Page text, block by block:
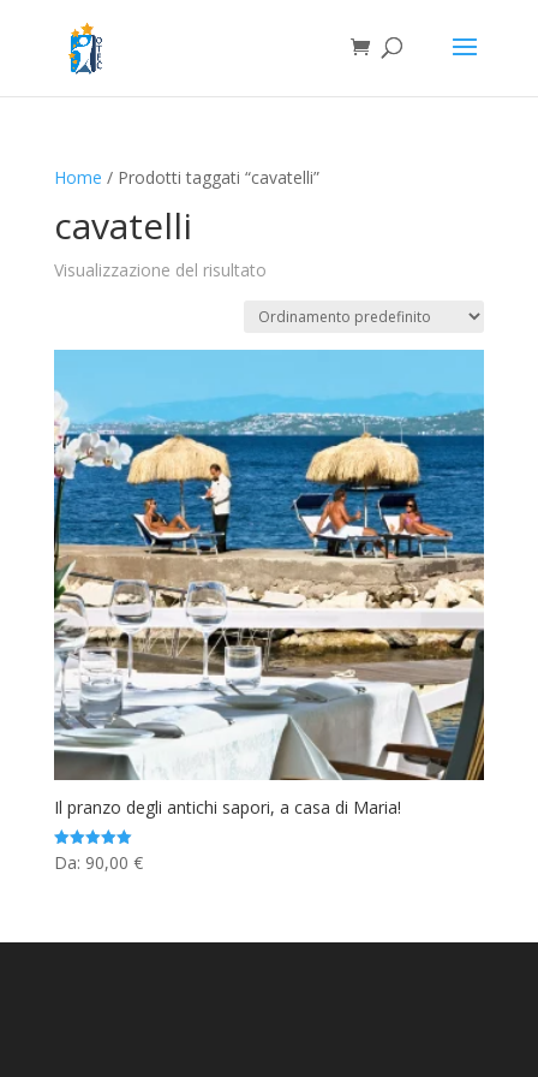
Home / Prodotti taggati “cavatelli”
cavatelli
Visualizzazione del risultato
Il pranzo degli antichi sapori, a casa di Maria!
Valutato
5.00
Da: 90,00 €